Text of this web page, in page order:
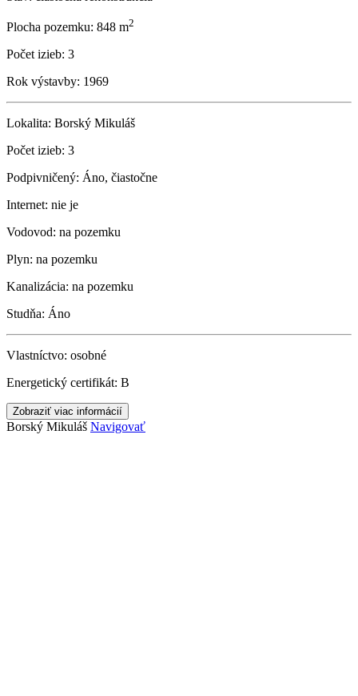
Plocha pozemku: 848 m2
Počet izieb: 3
Rok výstavby: 1969
Lokalita: Borský Mikuláš
Počet izieb: 3
Podpivničený: Áno, čiastočne
Internet: nie je
Vodovod: na pozemku
Plyn: na pozemku
Kanalizácia: na pozemku
Studňa: Áno
Vlastníctvo: osobné
Energetický certifikát: B
Zobraziť viac informácií
Borský Mikuláš Navigovať